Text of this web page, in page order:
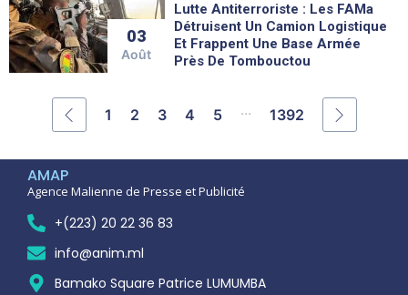
03
Août
Lutte Antiterroriste : Les FAMa
Détruisent Un Camion Logistique
Et Frappent Une Base Armée
Près De Tombouctou
1 2 3 4 5 ... 1392
AMAP
Agence Malienne de Presse et Publicité
+(223) 20 22 36 83
info@anim.ml
Bamako Square Patrice LUMUMBA